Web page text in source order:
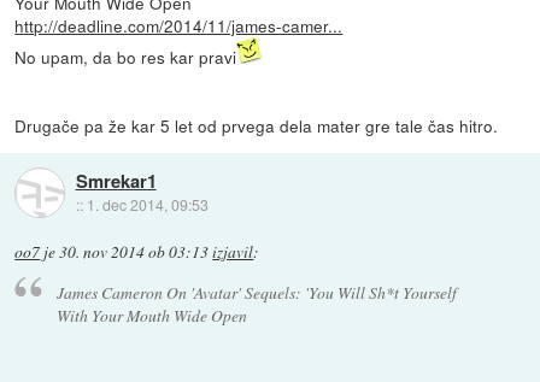
http://deadline.com/2014/11/james-camer...
No upam, da bo res kar pravi
Drugače pa že kar 5 let od prvega dela mater gre tale čas hitro.
Smrekar1
:: 1. dec 2014, 09:53
oo7 je30. nov 2014 ob 03:13izjavil:
James Cameron On 'Avatar' Sequels: 'You Will Sh*t Yourself
With Your Mouth Wide Open